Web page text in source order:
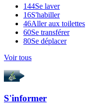
144Se laver
16S'habiller
46Aller aux toilettes
60Se transférer
80Se déplacer
Voir tous
S'informer